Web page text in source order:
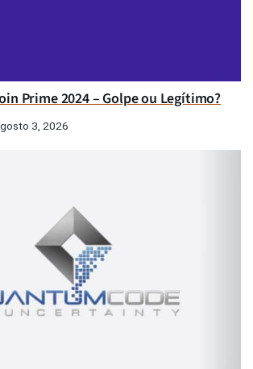
Prime 2024 – Golpe ou Legítimo?
3, 2026